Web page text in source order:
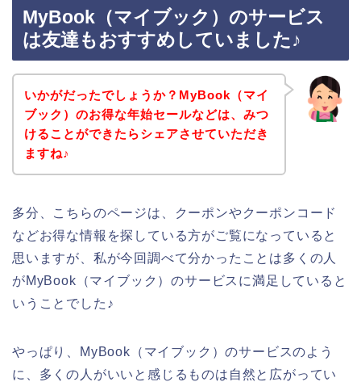
MyBook（マイブック）のサービス
は友達もおすすめしていました♪
いかがだったでしょうか？MyBook（マイ
ブック）のお得な年始セールなどは、みつ
けることができたらシェアさせていただき
ますね♪
多分、こちらのページは、クーポンやクーポンコード
などお得な情報を探している方がご覧になっていると
思いますが、私が今回調べて分かったことは多くの人
がMyBook（マイブック）のサービスに満足していると
いうことでした♪
やっぱり、MyBook（マイブック）のサービスのよう
に、多くの人がいいと感じるものは自然と広がってい